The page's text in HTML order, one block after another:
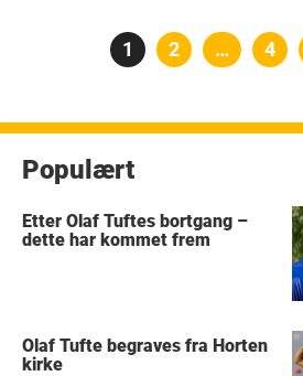
Posts
Side
1 Side
2 … Side
4
Populært
Etter Olaf Tuftes bortgang –
dette har kommet frem
Olaf Tufte begraves fra Horten
kirke